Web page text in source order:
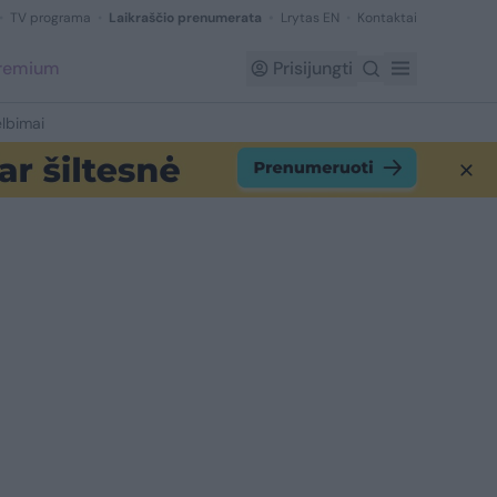
TV programa Laikraščio prenumerata Lrytas EN Kontaktai
Prisijungti